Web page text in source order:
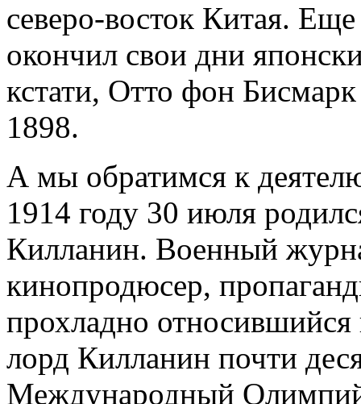
северо-восток Китая.
окончил свои дни
кстати, Отто фон
1898.
А мы обратимся к
1914 году 30 июля
Килланин. Военный
кинопродюсер,
прохладно
лорд Килланин почти
Международный